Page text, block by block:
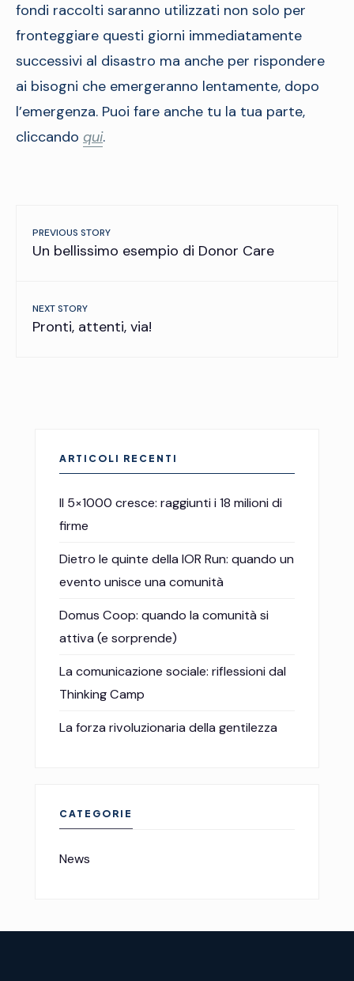
fondi raccolti saranno utilizzati non solo per
fronteggiare questi giorni immediatamente
successivi al disastro ma anche per rispondere
ai bisogni che emergeranno lentamente, dopo
l’emergenza. Puoi fare anche tu la tua parte,
cliccando qui.
PREVIOUS STORY
Un bellissimo esempio di Donor Care
NEXT STORY
Pronti, attenti, via!
ARTICOLI RECENTI
Il 5×1000 cresce: raggiunti i 18 milioni di
firme
Dietro le quinte della IOR Run: quando un
evento unisce una comunità
Domus Coop: quando la comunità si
attiva (e sorprende)
La comunicazione sociale: riflessioni dal
Thinking Camp
La forza rivoluzionaria della gentilezza
CATEGORIE
News